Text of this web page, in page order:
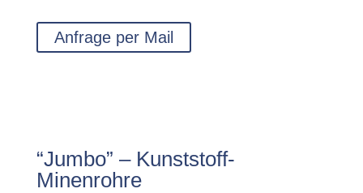
Anfrage per Mail
“Jumbo” – Kunststoff-
Minenrohre